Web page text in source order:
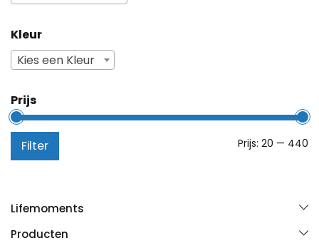
Kleur
Kies een Kleur
Prijs
Filter Prijs: 20 — 440
Lifemoments
Over ons
Producten